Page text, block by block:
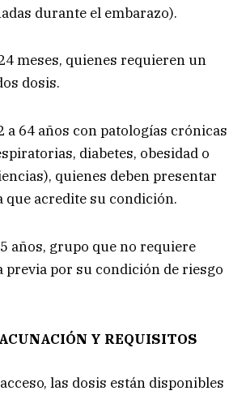
durante el embarazo).
meses, quienes requieren un
dosis.
a 64 años con patologías crónicas
diabetes, obesidad o
quienes deben presentar
que acredite su condición.
años, grupo que no requiere
previa por su condición de riesgo
Y REQUISITOS
las dosis están disponibles